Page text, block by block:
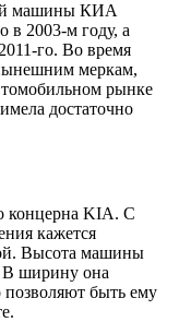
машины КИА
в 2003-м году, а
го. Во время
меркам,
рынке
достаточно
концерна KIA. С
кажется
Высота машины
В ширину она
быть ему